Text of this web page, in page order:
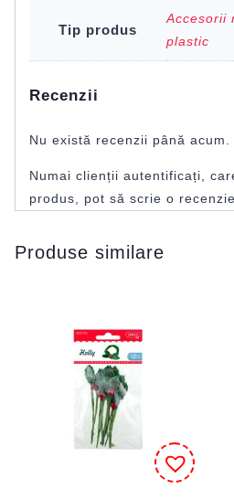
Tip produs
Accesorii
plastic
Recenzii
Nu există recenzii până acum.
Numai clienții autentificați,
produs, pot să scrie o recenzie.
Produse similare